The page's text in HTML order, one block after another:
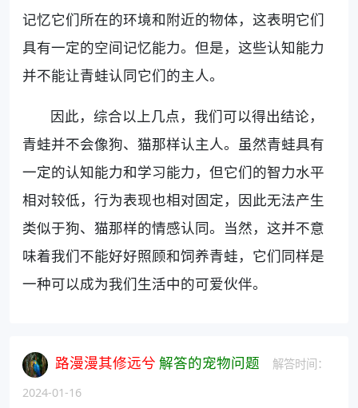
记忆它们所在的环境和附近的物体，这表明它们
具有一定的空间记忆能力。但是，这些认知能力
并不能让青蛙认同它们的主人。
因此，综合以上几点，我们可以得出结论，
青蛙并不会像狗、猫那样认主人。虽然青蛙具有
一定的认知能力和学习能力，但它们的智力水平
相对较低，行为表现也相对固定，因此无法产生
类似于狗、猫那样的情感认同。当然，这并不意
味着我们不能好好照顾和饲养青蛙，它们同样是
一种可以成为我们生活中的可爱伙伴。
路漫漫其修远兮 解答的宠物问题
解答时间：
2024-01-16